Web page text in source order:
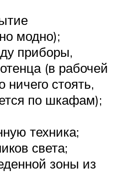
модно);
приборы,
(в рабочей
ничего стоять,
по шкафам);
техника;
света;
зоны из